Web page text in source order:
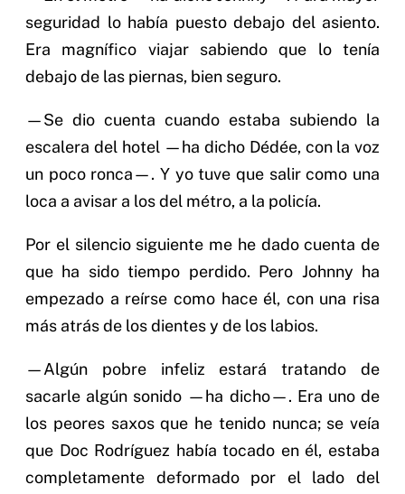
seguridad lo había puesto debajo del asiento.
Era magnífico viajar sabiendo que lo tenía
debajo de las piernas, bien seguro.
—Se dio cuenta cuando estaba subiendo la
escalera del hotel —ha dicho Dédée, con la voz
un poco ronca—. Y yo tuve que salir como una
loca a avisar a los del métro, a la policía.
Por el silencio siguiente me he dado cuenta de
que ha sido tiempo perdido. Pero Johnny ha
empezado a reírse como hace él, con una risa
más atrás de los dientes y de los labios.
—Algún pobre infeliz estará tratando de
sacarle algún sonido —ha dicho—. Era uno de
los peores saxos que he tenido nunca; se veía
que Doc Rodríguez había tocado en él, estaba
completamente deformado por el lado del